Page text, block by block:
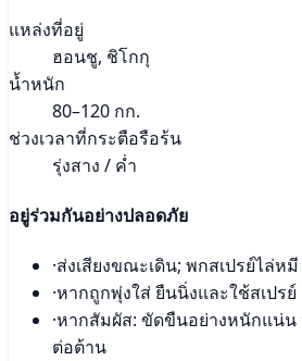
แหล่งที่อยู่
ฮอนชู, ชิโกกุ
น้ำหนัก
80–120 กก.
ช่วงเวลาที่กระตือรือร้น
รุ่งสาง / ค่ำ
อยู่ร่วมกันอย่างปลอดภัย
·ส่งเสียงขณะเดิน; พกสเปรย์ไล่หมี
·หากถูกพุ่งใส่ ยืนนิ่งและใช้สเปรย์
·หากสัมผัส: ขัดขืนอย่างหนักแน่น
ต่อต้าน